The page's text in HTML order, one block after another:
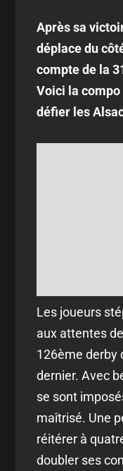
Après sa
déplace du
compte de la
Voici la
défier les
Les joueurs
aux attentes
126ème derby
dernier. Avec
se sont
maîtrisé. Une
réitérer à
doubler ses